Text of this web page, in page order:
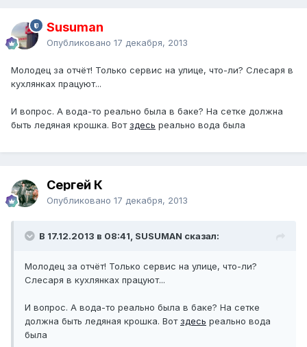
Susuman
Опубликовано 17 декабря, 2013
Молодец за отчёт! Только сервис на улице, что-ли? Слесаря в
кухлянках працуют...
И вопрос. А вода-то реально была в баке? На сетке должна
быть ледяная крошка. Вот здесь реально вода была
Сергей К
Опубликовано 17 декабря, 2013
В 17.12.2013 в 08:41, SUSUMAN сказал:
Молодец за отчёт! Только сервис на улице, что-ли?
Слесаря в кухлянках працуют...
И вопрос. А вода-то реально была в баке? На сетке
должна быть ледяная крошка. Вот здесь реально вода
была